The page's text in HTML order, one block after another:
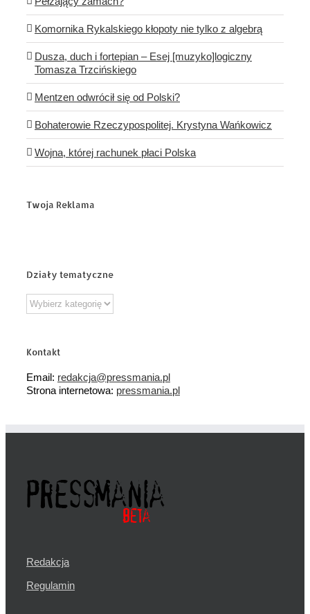
Komornika Rykalskiego kłopoty nie tylko z algebrą
Dusza, duch i fortepian – Esej [muzyko]logiczny
Tomasza Trzcińskiego
Mentzen odwrócił się od Polski?
Bohaterowie Rzeczypospolitej. Krystyna Wańkowicz
Wojna, której rachunek płaci Polska
Twoja Reklama
Działy tematyczne
Działy
tematyczne
Kontakt
Email: redakcja@pressmania.pl
Strona internetowa: pressmania.pl
Redakcja
Regulamin